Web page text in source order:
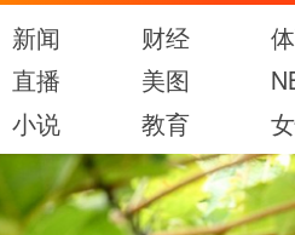
新闻 财经
直播
美图
小说
教育